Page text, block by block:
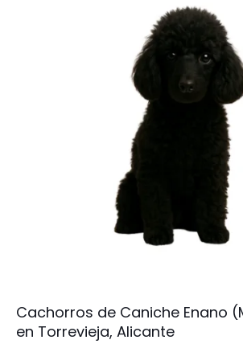
Cachorros de Caniche Enano
en Torrevieja, Alicante